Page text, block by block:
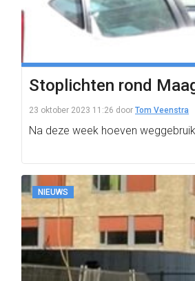
Stoplichten rond
23 oktober 2023 11:26 door Tom Veenstra
Na deze week hoeven
NIEUWS